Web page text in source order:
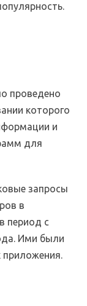
проведено
которого
и
для
запросы
в
период с
Ими были
приложения.